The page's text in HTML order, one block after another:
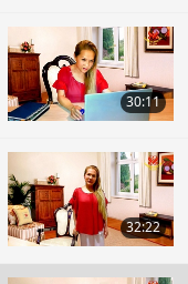
30:11
32:22